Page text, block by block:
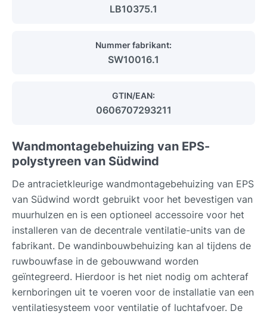
LB10375.1
Nummer fabrikant:
SW10016.1
GTIN/EAN:
0606707293211
Wandmontagebehuizing van EPS-
polystyreen van Südwind
De antracietkleurige wandmontagebehuizing van EPS
van Südwind wordt gebruikt voor het bevestigen van
muurhulzen en is een optioneel accessoire voor het
installeren van de decentrale ventilatie-units van de
fabrikant. De wandinbouwbehuizing kan al tijdens de
ruwbouwfase in de gebouwwand worden
geïntegreerd. Hierdoor is het niet nodig om achteraf
kernboringen uit te voeren voor de installatie van een
ventilatiesysteem voor ventilatie of luchtafvoer. De